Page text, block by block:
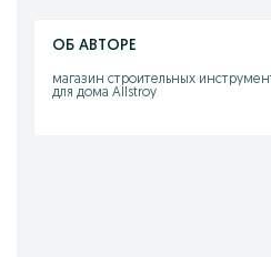
ОБ АВТОРЕ
магазин строительных
для дома Allstroy